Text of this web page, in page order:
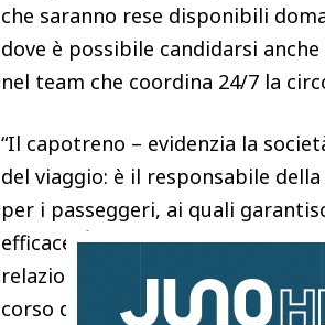
che saranno rese disponibili
dove è possibile candidarsi
nel team che coordina 24/7 la
“Il capotreno – evidenzia la
del viaggio: è il responsabile
per i passeggeri, ai quali
efficace. È il volto dell’azienda
relazione con il pubblico”. I
corso di formazione organizzato